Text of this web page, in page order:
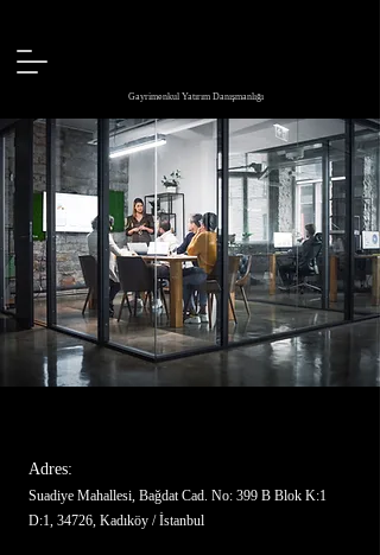
Gayrimenkul Yatırım Danışmanlığı
Adres:
Suadiye Mahallesi, Bağdat Cad. No: 399 B Blok K:1
D:1, 34726, Kadıköy / İstanbul